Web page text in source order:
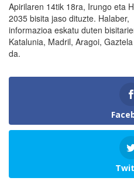
Apirilaren 14tik 18ra, Irungo eta
2035 bisita jaso dituzte. Halaber,
informazioa eskatu duten
Katalunia, Madril, Aragoi,
da.